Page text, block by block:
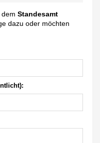
demStandesamt
dazu oder möchten